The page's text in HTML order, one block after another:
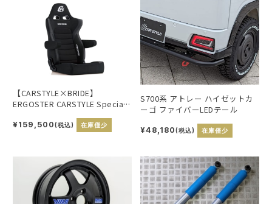
【CARSTYLE×BRIDE】
ERGOSTER CARSTYLE Special
¥159,500(税込) 在庫僅少
S700系 アトレー ハイゼットカ
ーゴ ファイバーLEDテール
¥48,180(税込) 在庫僅少